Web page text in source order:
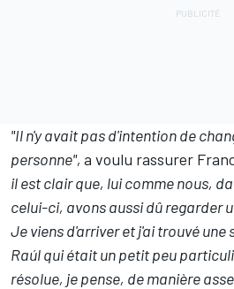
"Il n'y avait pas d'intention de
personne", a voulu rassurer
il est clair que, lui comme nous,
celui-ci, avons aussi dû regarder
Je viens d'arriver et j'ai trouvé
Raúl qui était un petit peu
résolue, je pense, de manière